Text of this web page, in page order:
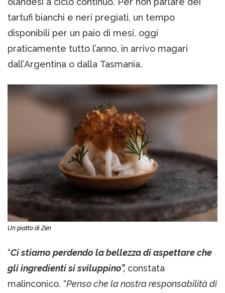
tartufi bianchi e neri pregiati, un tempo
disponibili per un paio di mesi, oggi
praticamente tutto l’anno, in arrivo magari
dall’Argentina o dalla Tasmania.
Un piatto di Zen
“Ci stiamo perdendo la bellezza di aspettare che
gli ingredienti si sviluppino”, constata
malinconico. “Penso che la nostra responsabilità di